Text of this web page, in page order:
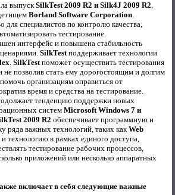
выпускSilkTest 2009 R2 и Silk4J 2009 R2,
Borland Software Corporation.
для специалистов по контролю качества,
тестирование.
интерфейс и повышена стабильность
SilkTestподдерживает технологии
. SilkTestпоможет осуществить тестирования
не позволив стать ему дорогостоящим и долгим
организациям оправиться от
время и средства на тестирование.
тенденцию поддержки новых
системMicrosoft Windows 7 и
2009 R2 обеспечивает программную и
ряда важных технологий, таких какWeb
и технологию в рамках единого доступа,
тестирование рабочих процессов,
приложений или несколько аппаратных
включает в себя следующие важные